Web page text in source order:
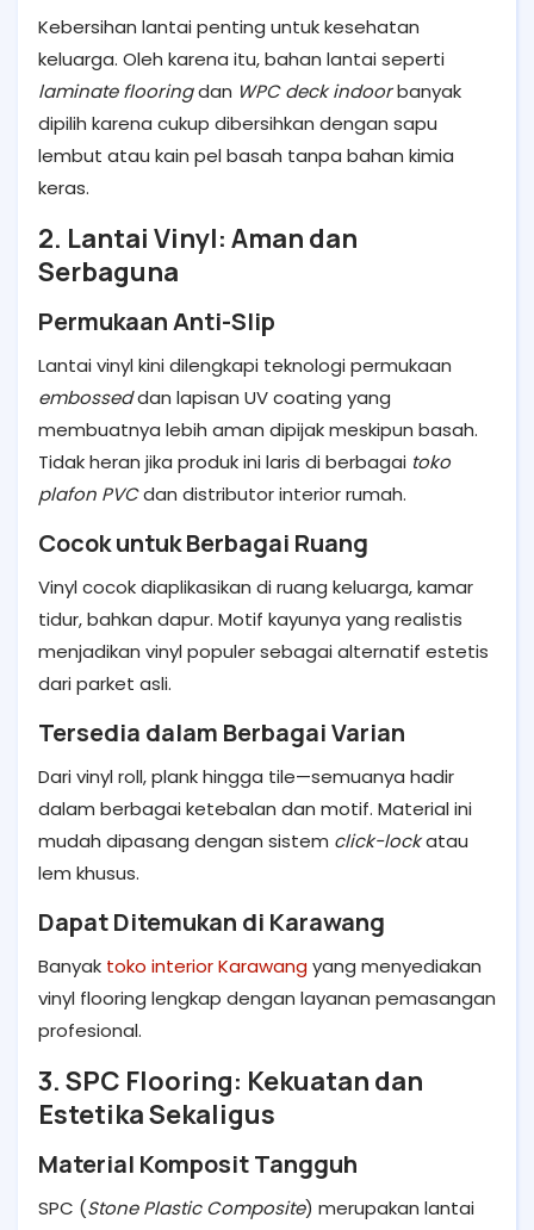
Kebersihan lantai penting untuk kesehatan
keluarga. Oleh karena itu, bahan lantai seperti
laminate flooringdan WPC deck indoorbanyak
dipilih karena cukup dibersihkan dengan sapu
lembut atau kain pel basah tanpa bahan kimia
keras.
2. Lantai Vinyl: Aman dan
Serbaguna
Permukaan Anti-Slip
Lantai vinyl kini dilengkapi teknologi permukaan
embosseddan lapisan UV coating yang
membuatnya lebih aman dipijak meskipun basah.
Tidak heran jika produk ini laris di berbagai toko
plafon PVCdan distributor interior rumah.
Cocok untuk Berbagai Ruang
Vinyl cocok diaplikasikan di ruang keluarga, kamar
tidur, bahkan dapur. Motif kayunya yang realistis
menjadikan vinyl populer sebagai alternatif estetis
dari parket asli.
Tersedia dalam Berbagai Varian
Dari vinyl roll, plank hingga tile—semuanya hadir
dalam berbagai ketebalan dan motif. Material ini
mudah dipasang dengan sistem click-lockatau
lem khusus.
Dapat Ditemukan di Karawang
Banyak toko interior Karawangyang menyediakan
vinyl flooring lengkap dengan layanan pemasangan
profesional.
3. SPC Flooring: Kekuatan dan
Estetika Sekaligus
Material Komposit Tangguh
SPC (Stone Plastic Composite) merupakan lantai